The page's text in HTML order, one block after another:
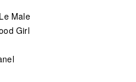
Male
Girl